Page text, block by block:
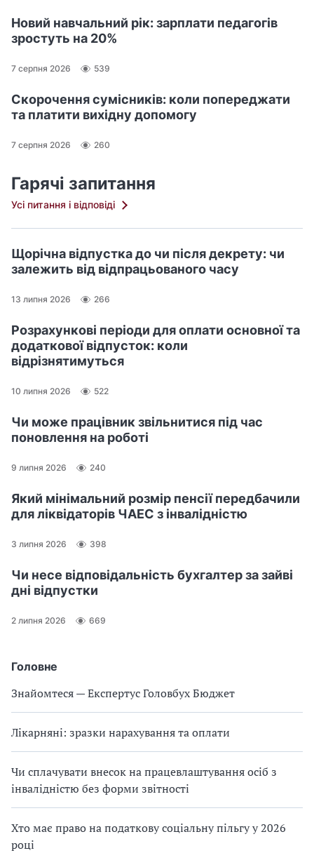
Головне
Знайомтеся — Експертус Головбух Бюджет
Лікарняні: зразки нарахування та оплати
Чи сплачувати внесок на працевлаштування осіб з
інвалідністю без форми звітності
Хто має право на податкову соціальну пільгу у 2026
році
Новий навчальний рік: зарплати педагогів
зростуть на 20%
7 серпня 2026 539
Скорочення сумісників: коли попереджати
та платити вихідну допомогу
7 серпня 2026 260
Гарячі запитання
Усі питання і відповіді
Щорічна відпустка до чи після декрету: чи
залежить від відпрацьованого часу
13 липня 2026 266
Розрахункові періоди для оплати основної та
додаткової відпусток: коли
відрізнятимуться
10 липня 2026 522
Чи може працівник звільнитися під час
поновлення на роботі
9 липня 2026 240
Який мінімальний розмір пенсії передбачили
для ліквідаторів ЧАЕС з інвалідністю
3 липня 2026 398
Чи несе відповідальність бухгалтер за зайві
дні відпустки
2 липня 2026 669